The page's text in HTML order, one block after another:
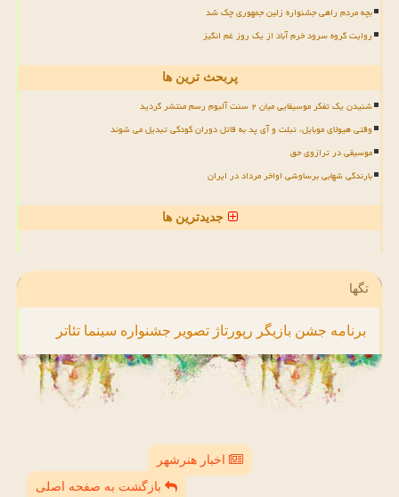
بچه مردم راهی جشنواره زلین جمهوری چک شد
روایت گروه سرود خرم آباد از یک روز غم انگیز
پربحث ترین ها
شنیدن یک تفکر موسیقایی میان ۲ سنت آلبوم رسم منتشر گردید
وقتی هیولای موبایل، تبلت و آی پد به قاتل دوران کودکی تبدیل می شوند
موسیقی در ترازوی حق
بارندگی شهابی برساوشی اواخر مرداد در ایران
جدیدترین ها
تگها
برنامه جشن بازیگر رپورتاژ تصویر جشنواره سینما تئاتر
اخبار هنرشهر
بازگشت به صفحه اصلی